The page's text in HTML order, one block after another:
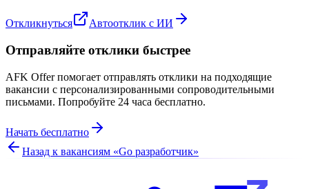
Откликнуться Автоотклик с ИИ
Отправляйте отклики быстрее
AFK Offer помогает отправлять отклики на подходящие
вакансии с персонализированными сопроводительными
письмами. Попробуйте 24 часа бесплатно.
Начать бесплатно
Назад к вакансиям «Go разработчик»